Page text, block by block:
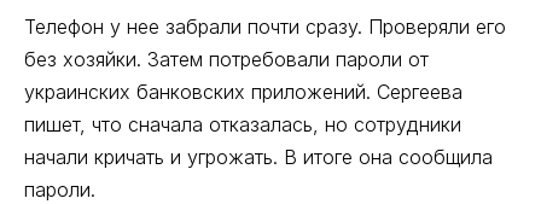
Телефон у нее забрали почти сразу. Проверяли его
без хозяйки. Затем потребовали пароли от
украинских банковских приложений. Сергеева
пишет, что сначала отказалась, но сотрудники
начали кричать и угрожать. В итоге она сообщила
пароли.